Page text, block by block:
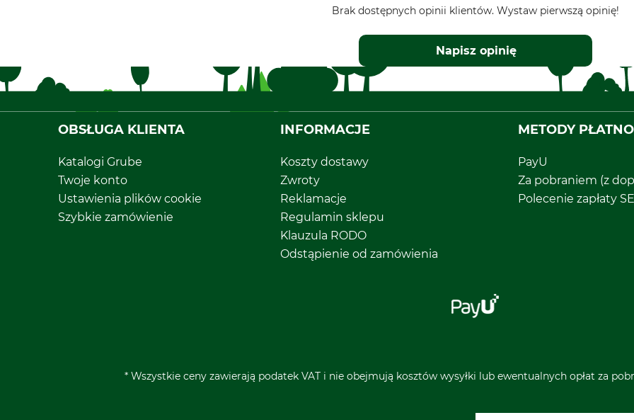
Brak dostępnych opinii klientów. Wystaw pierwszą opinię!
Napisz opinię
OBSŁUGA KLIENTA
Katalogi Grube
Twoje konto
Ustawienia plików cookie
Szybkie zamówienie
INFORMACJE
Koszty dostawy
Zwroty
Reklamacje
Regulamin sklepu
Klauzula RODO
Odstąpienie od zamówienia
METODY
PayU
Za pobraniem (z
Polecenie zapłaty
* Wszystkie ceny zawierają podatek VAT i nie obejmują kosztów wysyłki lub ewentualnych opłat za